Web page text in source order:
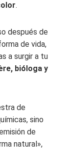
.
después de
de vida,
a surgir a tu
bióloga y
de
sino
de
natural»,